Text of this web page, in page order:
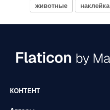
животные наклейка
КОНТЕНТ